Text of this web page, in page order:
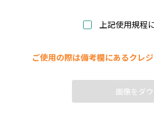
上記使用規程
ご使用の際は備考欄にあるクレ
画像をダ